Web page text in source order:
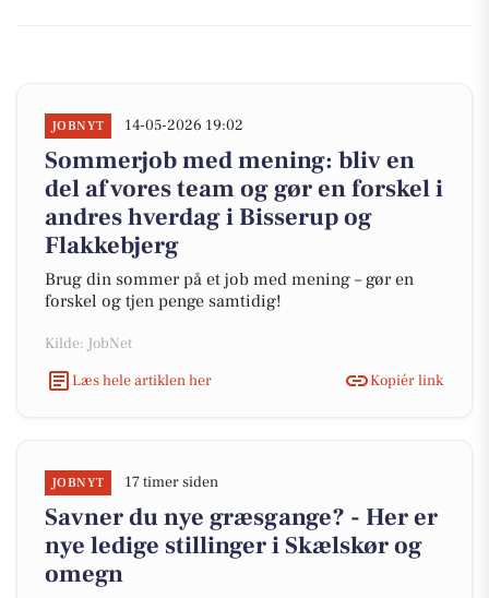
JOBNYT 14-05-2026 19:02
Sommerjob med mening: bliv en
del af vores team og gør en forskel i
andres hverdag i Bisserup og
Flakkebjerg
Brug din sommer på et job med mening – gør en
forskel og tjen penge samtidig!
Kilde: JobNet
Læs hele artiklen her
Kopiér link
JOBNYT 17 timer siden
Savner du nye græsgange? - Her er
nye ledige stillinger i Skælskør og
omegn